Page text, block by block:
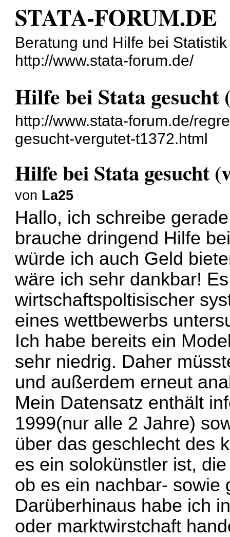
STATA-FORUM.DE
Beratung und Hilfe bei
http://www.stata-forum.de/
Hilfe bei Stata gesucht
http://www.stata-forum.de/
gesucht-vergutet-t1372.html
Hilfe bei Stata gesucht
von La25
Hallo, ich schreibe
brauche dringend Hilfe
würde ich auch Geld
wäre ich sehr dankbar!
wirtschaftspoltisischer
eines wettbewerbs
Ich habe bereits ein
sehr niedrig. Daher
und außerdem erneut
Mein Datensatz enthält
1999(nur alle 2 Jahre)
über das geschlecht des
es ein solokünstler ist,
ob es ein nachbar- sowie
Darüberhinaus habe ich
oder marktwirstchaft